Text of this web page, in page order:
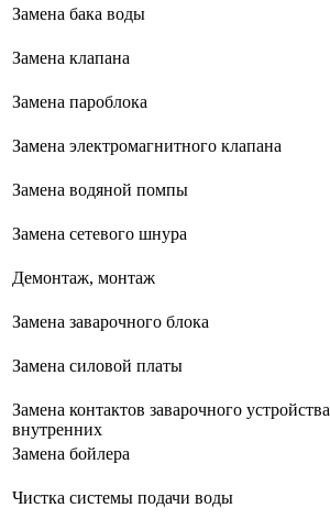
Замена бака воды
Замена клапана
Замена пароблока
Замена электромагнитного клапана
Замена водяной помпы
Замена сетевого шнура
Демонтаж, монтаж
Замена заварочного блока
Замена силовой платы
Замена контактов заварочного устройства
внутренних
Замена бойлера
Чистка системы подачи воды